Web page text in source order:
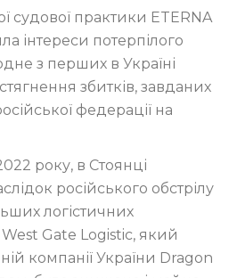
судової практики ETERNA
інтереси потерпілого
з перших в Україні
збитків, завданих
федерації на
року, в Стоянці
російського обстрілу
логістичних
West Gate Logistic, який
компанії України Dragon